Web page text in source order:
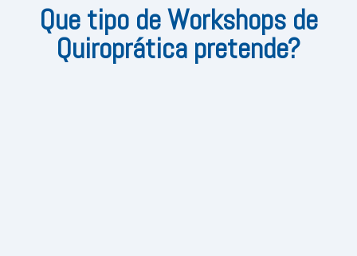
Que tipo de Workshops de
Quiroprática pretende?